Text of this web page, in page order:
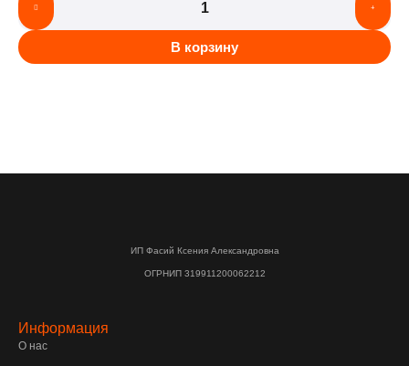
В корзину
ИП Фасий Ксения Александровна
ОГРНИП 319911200062212
Информация
О нас